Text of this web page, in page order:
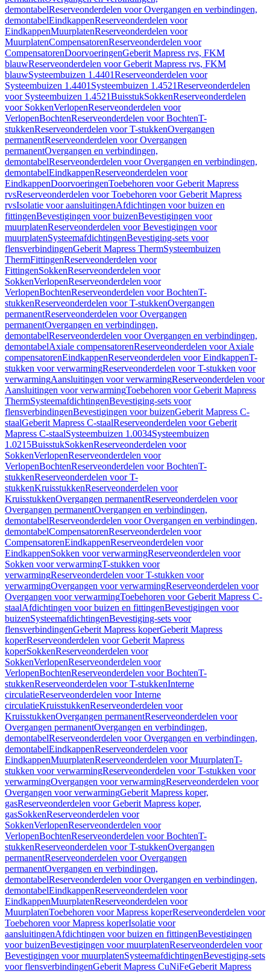
demontabelReserveonderdelen voor Overgangen en verbindingen,
demontabelEindkappenReserveonderdelen voor
EindkappenMuurplatenReserveonderdelen voor
MuurplatenCompensatorenReserveonderdelen voor
CompensatorenDoorvoeringenGeberit Mapress rvs, FKM
blauwReserveonderdelen voor Geberit Mapress rvs, FKM
blauwSysteembuizen 1.4401Reserveonderdelen voor
Systeembuizen 1.4401 Systeembuizen 1.4521Reserveonderdelen
voor Systeembuizen 1.4521BuisstukSokkenReserveonderdelen
voor SokkenVerlopenReserveonderdelen voor
VerlopenBochtenReserveonderdelen voor BochtenT-
stukkenReserveonderdelen voor T-stukkenOvergangen
permanentReserveonderdelen voor Overgangen
permanentOvergangen en verbindingen,
demontabelReserveonderdelen voor Overgangen en verbindingen,
demontabelEindkappenReserveonderdelen voor
EindkappenDoorvoeringenToebehoren voor Geberit Mapress
rvsReserveonderdelen voor Toebehoren voor Geberit Mapress
rvsIsolatie voor aansluitingenAfdichtingen voor buizen en
fittingenBevestigingen voor buizenBevestigingen voor
muurplatenReserveonderdelen voor Bevestigingen voor
muurplatenSysteemafdichtingenBevestiging-sets voor
flensverbindingenGeberit Mapress ThermSysteembuizen
ThermFittingenReserveonderdelen voor
FittingenSokkenReserveonderdelen voor
SokkenVerlopenReserveonderdelen voor
VerlopenBochtenReserveonderdelen voor BochtenT-
stukkenReserveonderdelen voor T-stukkenOvergangen
permanentReserveonderdelen voor Overgangen
permanentOvergangen en verbindingen,
demontabelReserveonderdelen voor Overgangen en verbindingen,
demontabelAxiale compensatorenReserveonderdelen voor Axiale
compensatorenEindkappenReserveonderdelen voor EindkappenT-
stukken voor verwarmingReserveonderdelen voor T-stukken voor
verwarmingAansluitingen voor verwarmingReserveonderdelen voor
Aansluitingen voor verwarmingToebehoren voor Geberit Mapress
ThermSysteemafdichtingenBevestiging-sets voor
flensverbindingenBevestigingen voor buizenGeberit Mapress C-
staalGeberit Mapress C-staalReserveonderdelen voor Geberit
Mapress C-staalSysteembuizen 1.0034Systeembuizen
1.0215BuisstukSokkenReserveonderdelen voor
SokkenVerlopenReserveonderdelen voor
VerlopenBochtenReserveonderdelen voor BochtenT-
stukkenReserveonderdelen voor T-
stukkenKruisstukkenReserveonderdelen voor
KruisstukkenOvergangen permanentReserveonderdelen voor
Overgangen permanentOvergangen en verbindingen,
demontabelReserveonderdelen voor Overgangen en verbindingen,
demontabelCompensatorenReserveonderdelen voor
CompensatorenEindkappenReserveonderdelen voor
EindkappenSokken voor verwarmingReserveonderdelen voor
Sokken voor verwarmingT-stukken voor
verwarmingReserveonderdelen voor T-stukken voor
verwarmingOvergangen voor verwarmingReserveonderdelen voor
Overgangen voor verwarmingToebehoren voor Geberit Mapress C-
staalAfdichtingen voor buizen en fittingenBevestigingen voor
buizenSysteemafdichtingenBevestiging-sets voor
flensverbindingenGeberit Mapress koperGeberit Mapress
koperReserveonderdelen voor Geberit Mapress
koperSokkenReserveonderdelen voor
SokkenVerlopenReserveonderdelen voor
VerlopenBochtenReserveonderdelen voor BochtenT-
stukkenReserveonderdelen voor T-stukkenInterne
circulatieReserveonderdelen voor Interne
circulatieKruisstukkenReserveonderdelen voor
KruisstukkenOvergangen permanentReserveonderdelen voor
Overgangen permanentOvergangen en verbindingen,
demontabelReserveonderdelen voor Overgangen en verbindingen,
demontabelEindkappenReserveonderdelen voor
EindkappenMuurplatenReserveonderdelen voor MuurplatenT-
stukken voor verwarmingReserveonderdelen voor T-stukken voor
verwarmingOvergangen voor verwarmingReserveonderdelen voor
Overgangen voor verwarmingGeberit Mapress koper,
gasReserveonderdelen voor Geberit Mapress koper,
gasSokkenReserveonderdelen voor
SokkenVerlopenReserveonderdelen voor
VerlopenBochtenReserveonderdelen voor BochtenT-
stukkenReserveonderdelen voor T-stukkenOvergangen
permanentReserveonderdelen voor Overgangen
permanentOvergangen en verbindingen,
demontabelReserveonderdelen voor Overgangen en verbindingen,
demontabelEindkappenReserveonderdelen voor
EindkappenMuurplatenReserveonderdelen voor
MuurplatenToebehoren voor Mapress koperReserveonderdelen voor
Toebehoren voor Mapress koperIsolatie voor
aansluitingenAfdichtingen voor buizen en fittingenBevestigingen
voor buizenBevestigingen voor muurplatenReserveonderdelen voor
Bevestigingen voor muurplatenSysteemafdichtingenBevestiging-sets
voor flensverbindingenGeberit Mapress CuNiFeGeberit Mapress